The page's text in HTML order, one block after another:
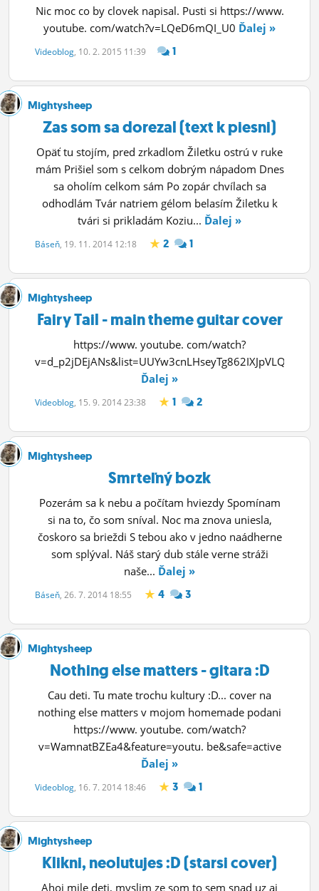
Nic moc co by clovek napisal. Pusti si https://www.
youtube. com/watch?v=LQeD6mQI_U0 Ďalej »
Videoblog, 10. 2. 2015 11:39 1
Mightysheep
Zas som sa dorezal (text k piesni)
Opäť tu stojím, pred zrkadlom Žiletku ostrú v ruke
mám Prišiel som s celkom dobrým nápadom Dnes
sa oholím celkom sám Po zopár chvílach sa
odhodlám Tvár natriem gélom belasím Žiletku k
tvári si prikladám Koziu... Ďalej »
Báseň, 19. 11. 2014 12:18 2 1
Mightysheep
Fairy Tail - main theme guitar cover
https://www. youtube. com/watch?
v=d_p2jDEjANs&list=UUYw3cnLHseyTg862IXJpVLQ
Ďalej »
Videoblog, 15. 9. 2014 23:38 1 2
Mightysheep
Smrteľný bozk
Pozerám sa k nebu a počítam hviezdy Spomínam
si na to, čo som sníval. Noc ma znova uniesla,
čoskoro sa brieždi S tebou ako v jedno naádherne
som splýval. Náš starý dub stále verne stráži
naše... Ďalej »
Báseň, 26. 7. 2014 18:55 4 3
Mightysheep
Nothing else matters - gitara :D
Cau deti. Tu mate trochu kultury :D... cover na
nothing else matters v mojom homemade podani
https://www. youtube. com/watch?
v=WamnatBZEa4&feature=youtu. be&safe=active
Ďalej »
Videoblog, 16. 7. 2014 18:46 3 1
Mightysheep
Klikni, neolutujes :D (starsi cover)
Ahoj mile deti, myslim ze som to sem snad uz aj